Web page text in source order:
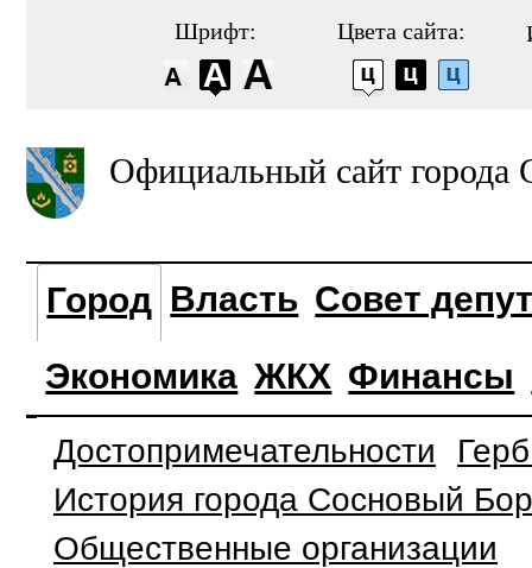
Шрифт: Цвета сайта:
Официальный сайт города
Город Власть Совет
Экономика ЖКХ Финансы
Достопримечательности
История города Сосновый Бор
Общественные организации